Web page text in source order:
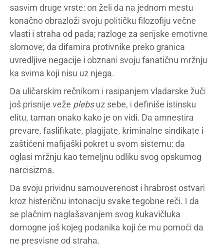
sasvim druge vrste: on želi da na jednom mestu
konačno obrazloži svoju političku filozofiju večne
vlasti i straha od pada; razloge za serijske emotivne
slomove; da difamira protivnike preko granica
uvredljive negacije i obznani svoju fanatičnu mržnju
ka svima koji nisu uz njega.
Da uličarskim rečnikom i rasipanjem vladarske žuči
još prisnije veže plebsuz sebe, i definiše istinsku
elitu, taman onako kako je on vidi. Da amnestira
prevare, faslifikate, plagijate, kriminalne sindikate i
zaštićeni mafijaški pokret u svom sistemu: da
oglasi mržnju kao temeljnu odliku svog opskurnog
narcisizma.
Da svoju prividnu samouverenost i hrabrost ostvari
kroz histeričnu intonaciju svake tegobne reči. I da
se plačnim naglašavanjem svog kukavičluka
domogne još kojeg podanika koji će mu pomoći da
ne presvisne od straha.